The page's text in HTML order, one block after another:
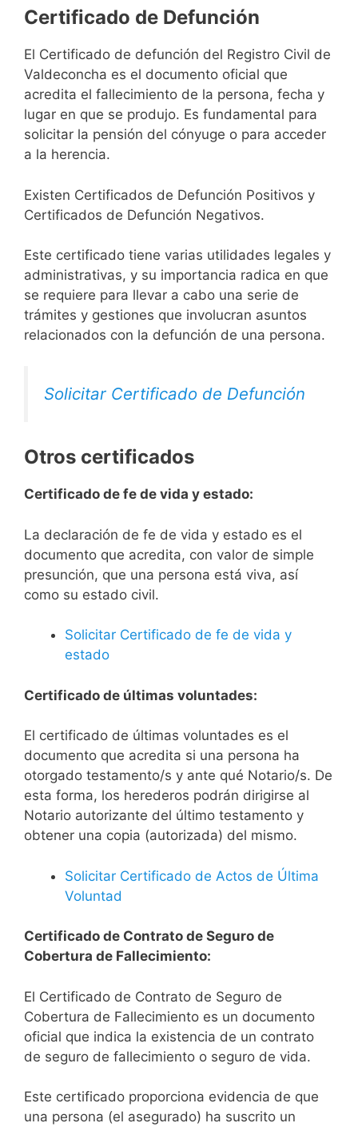
Certificado de Defunción
El Certificado de defunción del Registro Civil de
Valdeconcha es el documento oficial que
acredita el fallecimiento de la persona, fecha y
lugar en que se produjo. Es fundamental para
solicitar la pensión del cónyuge o para acceder
a la herencia.
Existen Certificados de Defunción Positivos y
Certificados de Defunción Negativos.
Este certificado tiene varias utilidades legales y
administrativas, y su importancia radica en que
se requiere para llevar a cabo una serie de
trámites y gestiones que involucran asuntos
relacionados con la defunción de una persona.
Solicitar Certificado de Defunción
Otros certificados
Certificado de fe de vida y estado:
La declaración de fe de vida y estado es el
documento que acredita, con valor de simple
presunción, que una persona está viva, así
como su estado civil.
Solicitar Certificado de fe de vida y
estado
Certificado de últimas voluntades:
El certificado de últimas voluntades es el
documento que acredita si una persona ha
otorgado testamento/s y ante qué Notario/s. De
esta forma, los herederos podrán dirigirse al
Notario autorizante del último testamento y
obtener una copia (autorizada) del mismo.
Solicitar Certificado de Actos de Última
Voluntad
Certificado de Contrato de Seguro de
Cobertura de Fallecimiento:
El Certificado de Contrato de Seguro de
Cobertura de Fallecimiento es un documento
oficial que indica la existencia de un contrato
de seguro de fallecimiento o seguro de vida.
Este certificado proporciona evidencia de que
una persona (el asegurado) ha suscrito un